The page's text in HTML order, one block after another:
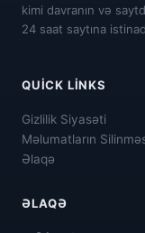
kimi davranın və
24 saat saytına
QUICK LINKS
Gizlilik Siyasəti
Məlumatların
Əlaqə
ƏLAQƏ